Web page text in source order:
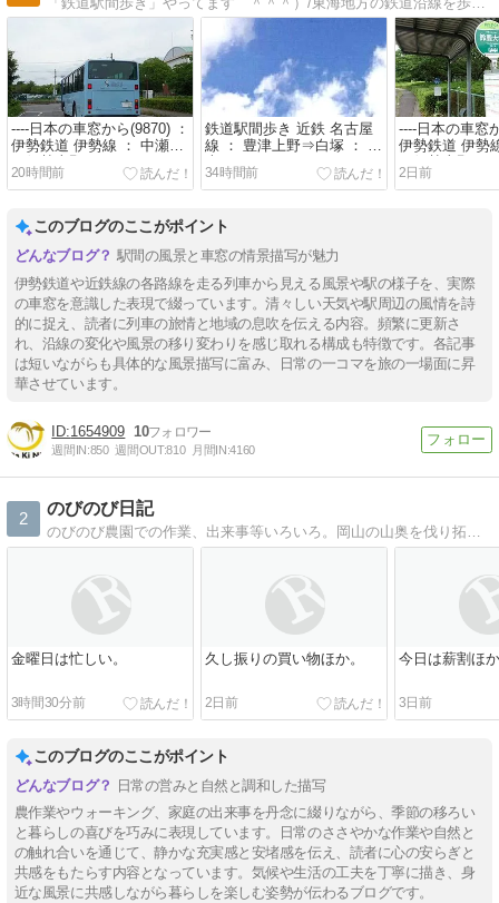
----日本の車窓から(9870) ：
伊勢鉄道 伊勢線 ： 中瀬古
⇒伊勢上野 18
20時間前
鉄道駅間歩き 近鉄 名古屋
線 ： 豊津上野⇒白塚 ： 後
34時間前
----日本の車窓
伊勢鉄道 伊勢
⇒伊勢上野 17
2日前
このブログのここがポイント
駅間の風景と車窓の情景描写が魅力
伊勢鉄道や近鉄線の各路線を走る列車から見える風景や駅の様子を、実際
の車窓を意識した表現で綴っています。清々しい天気や駅周辺の風情を詩
的に捉え、読者に列車の旅情と地域の息吹を伝える内容。頻繁に更新さ
れ、沿線の変化や風景の移り変わりを感じ取れる構成も特徴です。各記事
は短いながらも具体的な風景描写に富み、日常の一コマを旅の一場面に昇
華させています。
1654909 10
週間IN:850 週間OUT:810 月間IN:4160
2
のびのび日記
のびのび農園での作業、出来事等いろいろ。岡山の山奥を伐り拓き始めたサラリーマンの家族が繰り広げる勘違いと自惚れの日々。
金曜日は忙しい。
3時間30分前
久し振りの買い物ほか。
2日前
今日は薪割ほ
3日前
このブログのここがポイント
日常の営みと自然と調和した描写
農作業やウォーキング、家庭の出来事を丹念に綴りながら、季節の移ろい
と暮らしの喜びを巧みに表現しています。日常のささやかな作業や自然と
の触れ合いを通じて、静かな充実感と安堵感を伝え、読者に心の安らぎと
共感をもたらす内容となっています。気候や生活の工夫を丁寧に描き、身
近な風景に共感しながら暮らしを楽しむ姿勢が伝わるブログです。